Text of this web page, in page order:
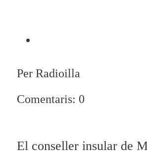
Per Radioilla
Comentaris: 0
El conseller insular de